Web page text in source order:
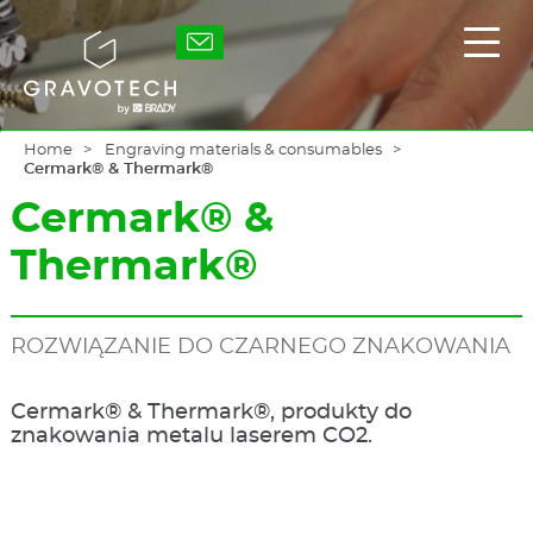
Skip
to
main
content
Gravotech
main
Home
Engraving materials & consumables
Cermark® & Thermark®
Cermark® &
Thermark®
ROZWIĄZANIE DO CZARNEGO ZNAKOWANIA
Cermark® & Thermark®, produkty do
znakowania metalu laserem CO2.